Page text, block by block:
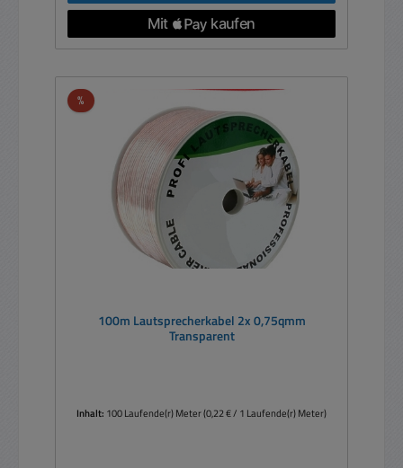
%Rabatt
100m Lautsprecherkabel 2x 0,75qmm
Transparent
Inhalt: 100 Laufende(r) Meter(0,22 € / 1 Laufende(r) Meter)